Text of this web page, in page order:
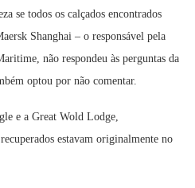
se todos os calçados encontrados
Shanghai – o responsável pela
não respondeu às perguntas da
optou por não comentar.
e a Great Wold Lodge,
estavam originalmente no